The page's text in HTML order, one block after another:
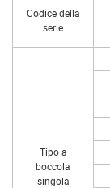
Codice della
serie
Tipo a
boccola
singola